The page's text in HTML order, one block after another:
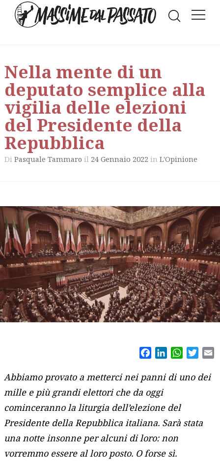
Nella mente di un
deputato semplice alla
vigilia delle elezioni
del Presidente della
Repubblica
Di Pasquale Tammaro il 24 Gennaio 2022 in L'Opinione
FacebookLinkedIn
Abbiamo provato a metterci nei panni di uno dei
mille e più grandi elettori che da oggi
cominceranno la liturgia dell’elezione del
Presidente della Repubblica italiana. Sarà stata
una notte insonne per alcuni di loro: non
vorremmo essere al loro posto. O forse sì.